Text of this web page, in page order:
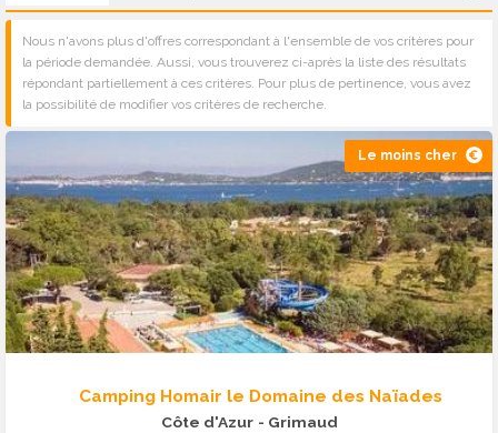
Nous n'avons plus d'offres correspondant à l'ensemble de vos critères pour
la période demandée. Aussi, vous trouverez ci-après la liste des résultats
répondant partiellement à ces critères. Pour plus de pertinence, vous avez
la possibilité de modifier vos critères de recherche.
Le moins cher
Camping Homair le Domaine des Naïades
Côte d'Azur - Grimaud